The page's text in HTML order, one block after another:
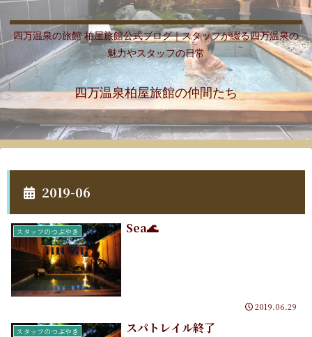
四万温泉の旅館 柏屋旅館公式ブログ｜スタッフが綴る四万温泉の
魅力やスタッフの日常
四万温泉柏屋旅館の仲間たち
2019-06
スタッフのつぶやき Sea🌊
2019.06.29
スタッフのつぶやき スパトレイル終了